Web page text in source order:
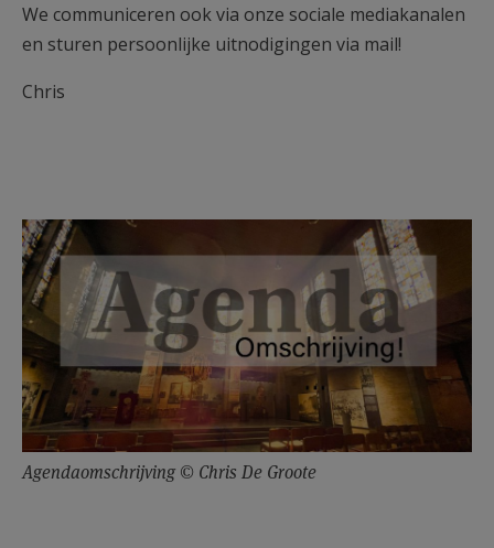
We communiceren ook via onze sociale mediakanalen
en sturen persoonlijke uitnodigingen via mail!
Chris
Agendaomschrijving © Chris De Groote